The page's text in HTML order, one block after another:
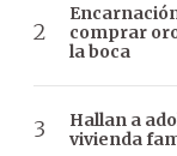
comprar
la boca
Hallan a
vivienda